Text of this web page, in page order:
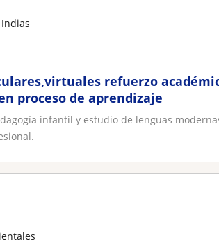
refuerzo
proceso de aprendizaje
infantil y estudio de lenguas